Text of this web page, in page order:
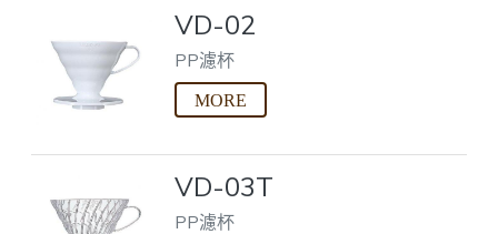
VD-02
PP濾杯
VD-03T
PP濾杯